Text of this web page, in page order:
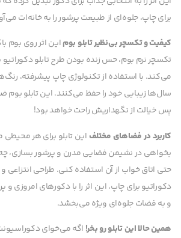
برای چاپ، جلوه‌ای از طبیعت پرشور را به خانه‌ات
کیفیت و تکسچر بی‌نظیر تابلو بوماین اثر روی بوم
تکسچر نرم بوم، حس زنده بودن طرح تابلو دکوراتیو
می‌کند. با استفاده از تکنولوژی چاپ پیشرفته،
سال‌ها زیبایی خود را حفظ می‌کنند. این تابلو
پس خیالت از نگهداریش راحت خواهد بود!
کاربرد در فضاهای مختلف این تابلو برای هر
بخواهی در نشیمن فضایی مدرن و پرشور بسازی،
حتی اتاق خواب از آن استفاده کنی. طراحی انتزاعی
دکوراتیو برای چاپ، این اثر را با دکورهای امروزی
و به فضات جلوه‌ای ویژه می‌بخشد.
همین حالا این تابلو رو بخر! اگه می‌خوای